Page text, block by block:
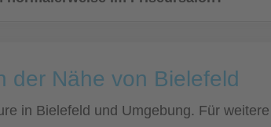
der Nähe von Bielefeld
in Bielefeld und Umgebung. Für